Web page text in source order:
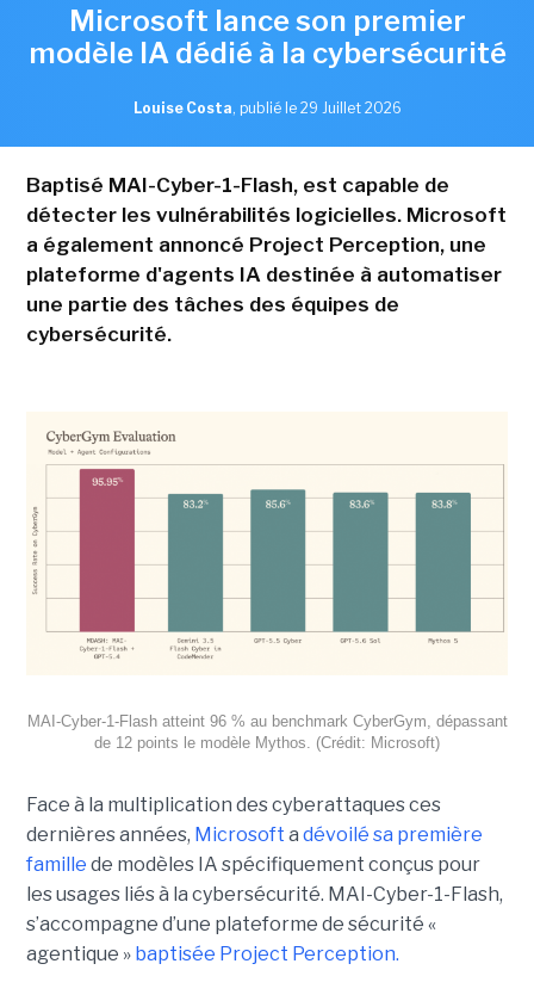
Microsoft lance son premier
modèle IA dédié à la cybersécurité
Louise Costa, publié le 29 Juillet 2026
Baptisé MAI-Cyber-1-Flash, est capable de
détecter les vulnérabilités logicielles. Microsoft
a également annoncé Project Perception, une
plateforme d'agents IA destinée à automatiser
une partie des tâches des équipes de
cybersécurité.
MAI-Cyber-1-Flash atteint 96 % au benchmark CyberGym, dépassant
de 12 points le modèle Mythos. (Crédit: Microsoft)
Face à la multiplication des cyberattaques ces
dernières années, Microsoft a dévoilé sa première
famille de modèles IA spécifiquement conçus pour
les usages liés à la cybersécurité. MAI-Cyber-1-Flash,
s’accompagne d’une plateforme de sécurité «
agentique » baptisée Project Perception.